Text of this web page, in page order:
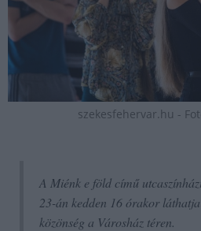
szekesfehervar.hu -
A Miénk e föld című
23-án kedden 16 órakor
közönség a Városház téren.